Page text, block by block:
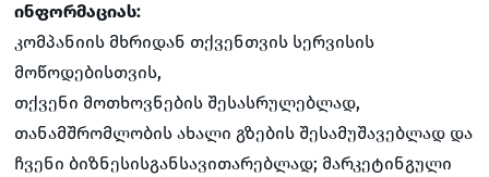
ინფორმაციას:
კომპანიის მხრიდან თქვენთვის სერვისის
მოწოდებისთვის,
თქვენი მოთხოვნების შესასრულებლად,
თანამშრომლობის ახალი გზების შესამუშავებლად და
ჩვენი ბიზნესისგანსავითარებლად; მარკეტინგული